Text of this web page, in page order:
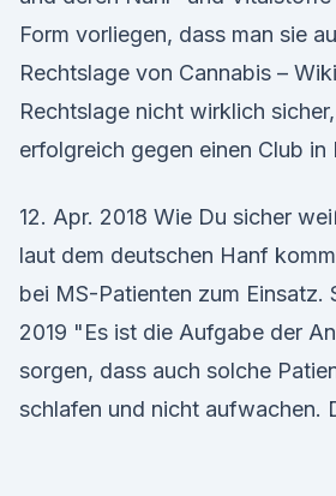
Form vorliegen, dass man sie
Rechtslage von Cannabis –
Rechtslage nicht wirklich
erfolgreich gegen einen Club in
12. Apr. 2018 Wie Du sicher
laut dem deutschen Hanf
bei MS-Patienten zum Einsatz.
2019 "Es ist die Aufgabe der
sorgen, dass auch solche
schlafen und nicht aufwachen.